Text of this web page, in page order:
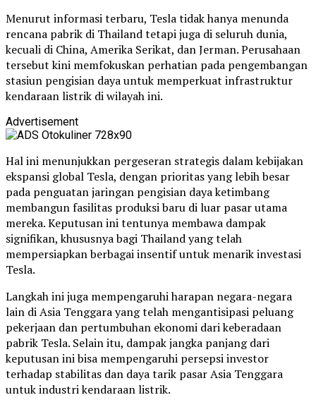
Menurut informasi terbaru, Tesla tidak hanya menunda
rencana pabrik di Thailand tetapi juga di seluruh dunia,
kecuali di China, Amerika Serikat, dan Jerman. Perusahaan
tersebut kini memfokuskan perhatian pada pengembangan
stasiun pengisian daya untuk memperkuat infrastruktur
kendaraan listrik di wilayah ini.
Advertisement
Hal ini menunjukkan pergeseran strategis dalam kebijakan
ekspansi global Tesla, dengan prioritas yang lebih besar
pada penguatan jaringan pengisian daya ketimbang
membangun fasilitas produksi baru di luar pasar utama
mereka. Keputusan ini tentunya membawa dampak
signifikan, khususnya bagi Thailand yang telah
mempersiapkan berbagai insentif untuk menarik investasi
Tesla.
Langkah ini juga mempengaruhi harapan negara-negara
lain di Asia Tenggara yang telah mengantisipasi peluang
pekerjaan dan pertumbuhan ekonomi dari keberadaan
pabrik Tesla. Selain itu, dampak jangka panjang dari
keputusan ini bisa mempengaruhi persepsi investor
terhadap stabilitas dan daya tarik pasar Asia Tenggara
untuk industri kendaraan listrik.